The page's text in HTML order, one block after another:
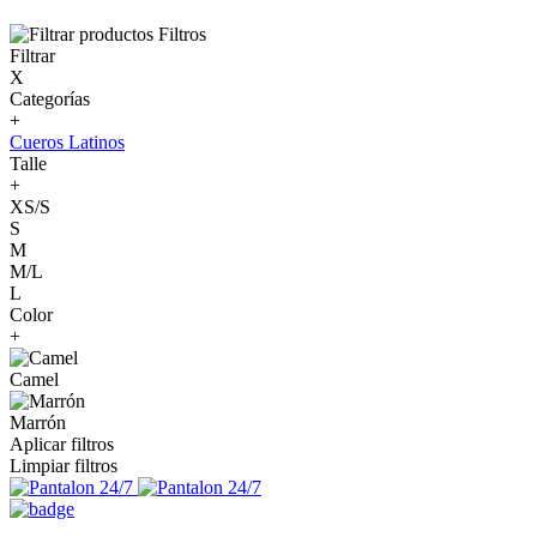
Filtros
Filtrar
X
Categorías
+
Cueros Latinos
Talle
+
XS/S
S
M
M/L
L
Color
+
Camel
Marrón
Aplicar filtros
Limpiar filtros